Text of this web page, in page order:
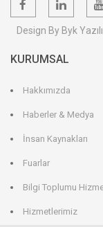
Design By Byk
KURUMSAL
Hakkımızda
Haberler & Medya
İnsan Kaynakları
Fuarlar
Bilgi Toplumu
Hizmetlerimiz